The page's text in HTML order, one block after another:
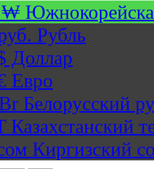
₩
Рубль
Доллар
Евро
Белорусский
Казахстанский
Киргизский